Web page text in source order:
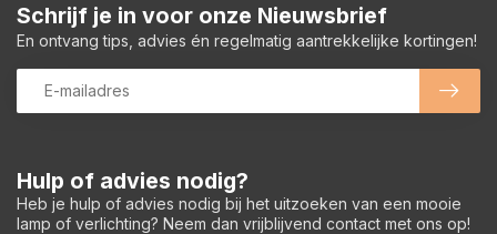
Hulp of advies nodig?
Heb je hulp of advies nodig bij het uitzoeken van een mooie
lamp of verlichting? Neem dan vrijblijvend contact met ons op!
Schrijf je in voor onze Nieuwsbrief
En ontvang tips, advies én regelmatig aantrekkelijke kortingen!